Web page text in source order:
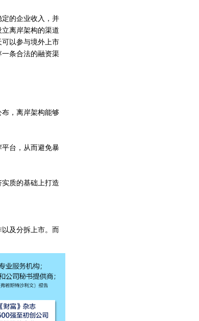
的企业收入，并
离岸架构的渠道
以参与境外上市
条合法的融资渠
，离岸架构能够
台，从而避免暴
质的基础上打造
及分拆上市。而